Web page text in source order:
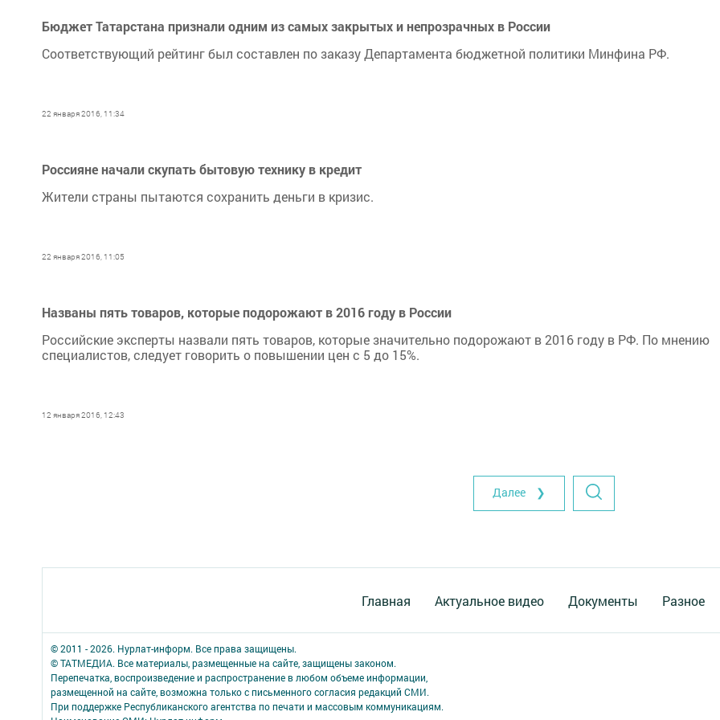
Бюджет Татарстана признали одним из самых закрытых и непрозрачных в России
Соответствующий рейтинг был составлен по заказу Департамента бюджетной политики Минфина РФ.
22 января 2016, 11:34
Россияне начали скупать бытовую технику в кредит
Жители страны пытаются сохранить деньги в кризис.
22 января 2016, 11:05
Названы пять товаров, которые подорожают в 2016 году в России
Российские эксперты назвали пять товаров, которые значительно подорожают в 2016 году в РФ. По мнению
специалистов, следует говорить о повышении цен с 5 до 15%.
12 января 2016, 12:43
Далее ❯
Главная Актуальное видео Документы Разное
© 2011 - 2026. Нурлат-⁠информ. Все права защищены.
© ТАТМЕДИА. Все материалы, размещенные на сайте, защищены законом.
Перепечатка, воспроизведение и распространение в любом объеме информации,
размещенной на сайте, возможна только с письменного согласия редакций СМИ.
При поддержке Республиканского агентства по печати и массовым коммуникациям.